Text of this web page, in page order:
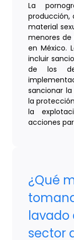
La
producción,
material
menores de
en México.
incluir
de los
sancionar
la
la
acciones
¿Qué
lavado
sector